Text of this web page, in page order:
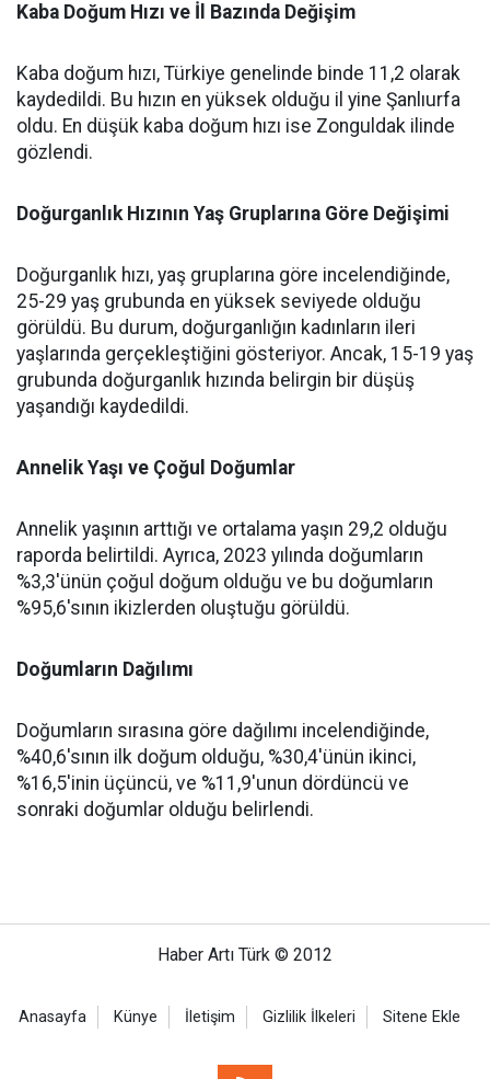
Kaba Doğum Hızı ve İl Bazında Değişim
Kaba doğum hızı, Türkiye genelinde binde 11,2 olarak
kaydedildi. Bu hızın en yüksek olduğu il yine Şanlıurfa
oldu. En düşük kaba doğum hızı ise Zonguldak ilinde
gözlendi.
Doğurganlık Hızının Yaş Gruplarına Göre Değişimi
Doğurganlık hızı, yaş gruplarına göre incelendiğinde,
25-29 yaş grubunda en yüksek seviyede olduğu
görüldü. Bu durum, doğurganlığın kadınların ileri
yaşlarında gerçekleştiğini gösteriyor. Ancak, 15-19 yaş
grubunda doğurganlık hızında belirgin bir düşüş
yaşandığı kaydedildi.
Annelik Yaşı ve Çoğul Doğumlar
Annelik yaşının arttığı ve ortalama yaşın 29,2 olduğu
raporda belirtildi. Ayrıca, 2023 yılında doğumların
%3,3'ünün çoğul doğum olduğu ve bu doğumların
%95,6'sının ikizlerden oluştuğu görüldü.
Doğumların Dağılımı
Doğumların sırasına göre dağılımı incelendiğinde,
%40,6'sının ilk doğum olduğu, %30,4'ünün ikinci,
%16,5'inin üçüncü, ve %11,9'unun dördüncü ve
sonraki doğumlar olduğu belirlendi.
Haber Artı Türk © 2012
Anasayfa Künye İletişim Gizlilik İlkeleri Sitene Ekle